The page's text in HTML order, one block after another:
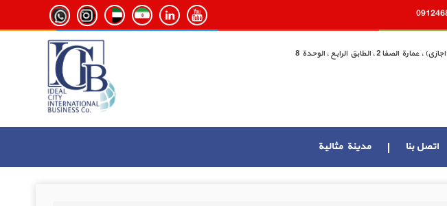
2 ، الطابق الرابع ، الوحدة 8
اتصل بنا مدينة مثالية